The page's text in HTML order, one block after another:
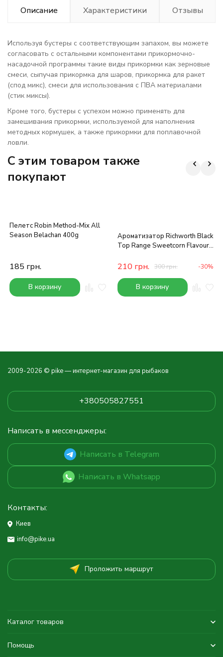
Описание Характеристики Отзывы
Используя бустеры с соответствующим запахом, вы можете
согласовать с остальными компонентами прикормочно-
насадочной программы такие виды прикормки как зерновые
смеси, сыпучая прикормка для шаров, прикормка для ракет
(спод микс), смеси для использования с ПВА материалами
(стик миксы).
Кроме того, бустеры с успехом можно применять для
замешивания прикормки, используемой для наполнения
методных кормушек, а также прикормки для поплавочной
ловли.
C этим товаром также
покупают
Пелетс Robin Method-Mix All
Season Belachan 400g
185 грн.
В корзину
Ароматизатор Richworth Black
Top Range Sweetcorn Flavour
210 грн. 300грн. -30%
В корзину
2009-2026 © pike — интернет-магазин для рыбаков
+380505827551
Написать в мессенджеры:
Написать в Telegram
Написать в Whatsapp
Контакты:
Киев
info@pike.ua
Проложить маршрут
Каталог товаров
Помощь